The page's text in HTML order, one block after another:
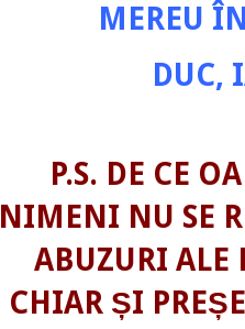
MEREU
DUC,
P.S. DE CE
NIMENI NU SE
ABUZURI ALE
CHIAR ȘI